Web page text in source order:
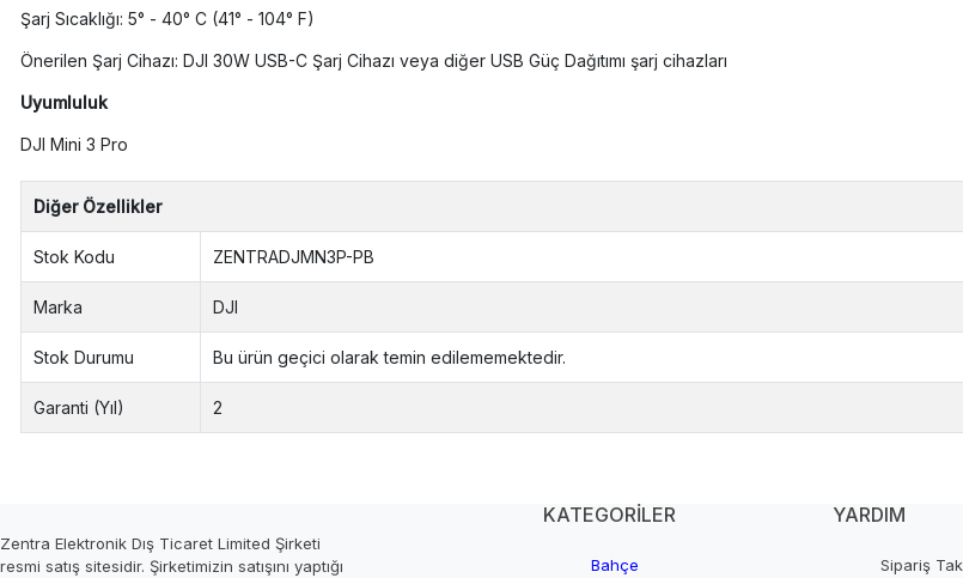
Şarj Sıcaklığı: 5° - 40° C (41° - 104° F)
Önerilen Şarj Cihazı: DJI 30W USB-C Şarj Cihazı veya diğer USB Güç Dağıtımı şarj cihazları
Uyumluluk
DJI Mini 3 Pro
Diğer Özellikler
Stok Kodu ZENTRADJMN3P-PB
Marka DJI
Stok Durumu Bu ürün geçici olarak temin edilememektedir.
Garanti (Yıl) 2
Zentra Elektronik Dış Ticaret Limited Şirketi
resmi satış sitesidir. Şirketimizin satışını yaptığı
KATEGORİLER
Bahçe
YARDIM
Sipariş